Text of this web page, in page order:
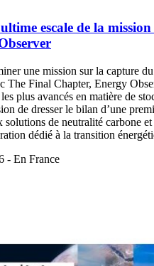
escale de la
une mission sur la capture
The Final Chapter, Energy
plus avancés en matière de
de dresser le bilan d’une
solutions de neutralité carbone
dédié à la transition
- En France